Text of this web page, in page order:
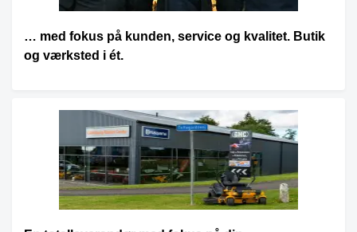
… med fokus på kunden, service og kvalitet. Butik
og værksted i ét.